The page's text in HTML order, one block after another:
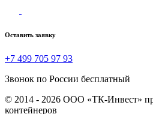
Оставить заявку
+7 499 705 97 93
Звонок по России бесплатный
© 2014 - 2026 ООО «ТК-Инвест»
контейнеров